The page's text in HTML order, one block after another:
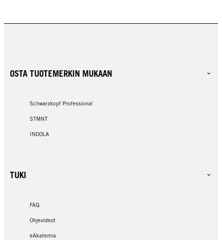
OSTA TUOTEMERKIN MUKAAN
Schwarzkopf Professional
STMNT
INDOLA
TUKI
FAQ
Ohjevideot
eAkatemia